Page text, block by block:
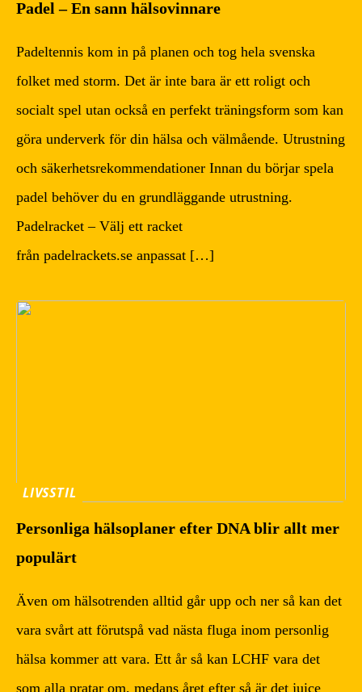
Padel – En sann hälsovinnare
Padeltennis kom in på planen och tog hela svenska
folket med storm. Det är inte bara är ett roligt och
socialt spel utan också en perfekt träningsform som kan
göra underverk för din hälsa och välmående. Utrustning
och säkerhetsrekommendationer Innan du börjar spela
padel behöver du en grundläggande utrustning.
Padelracket – Välj ett racket
från padelrackets.se anpassat […]
LIVSSTIL
Personliga hälsoplaner efter DNA blir allt mer
populärt
Även om hälsotrenden alltid går upp och ner så kan det
vara svårt att förutspå vad nästa fluga inom personlig
hälsa kommer att vara. Ett år så kan LCHF vara det
som alla pratar om, medans året efter så är det juice